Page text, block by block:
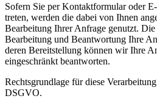
Sofern Sie per Kontaktformular oder
treten, werden die dabei von Ihnen
Bearbeitung Ihrer Anfrage genutzt.
Bearbeitung und Beantwortung Ihre
deren Bereitstellung können wir Ihre
eingeschränkt beantworten.
Rechtsgrundlage für diese
DSGVO.